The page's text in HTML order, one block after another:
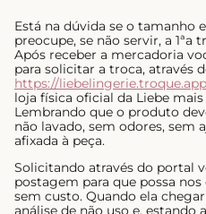
Está na dúvida se o tamanho
preocupe, se não servir, a 1ªa
Após receber a mercadoria
para solicitar a troca, através
https://
loja física oficial da Liebe
Lembrando que o produto
não lavado, sem odores, sem
afixada à peça.
Solicitando através do portal
postagem para que possa
sem custo. Quando ela
análise de não uso e, estando